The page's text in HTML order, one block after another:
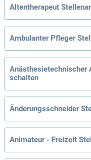
Altentherapeut
Ambulanter Pfleger
Anästhesietechnischer
schalten
Änderungsschneider
Animateur - Freizeit